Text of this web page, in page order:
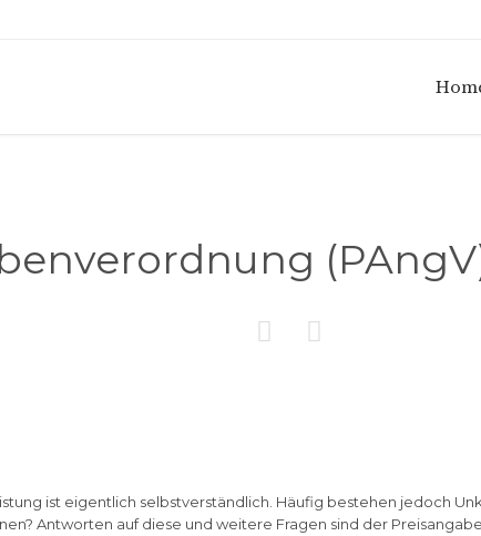
 
ist eigentlich selbstverständlich. Häufig bestehen jedoch
Antworten auf diese und weitere Fragen sind der